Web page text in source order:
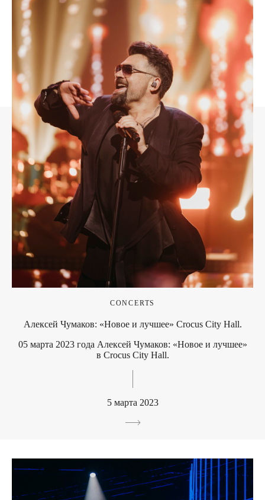
CONCERTS
Алексей Чумаков: «Новое и лучшее» Crocus City Hall.
05 марта 2023 года Алексей Чумаков: «Новое и лучшее»
в Crocus City Hall.
5 марта 2023